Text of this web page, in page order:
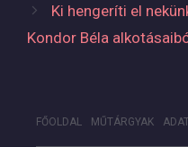
Ki hengeríti el
Kondor Béla
FŐOLDAL MŰTÁRGYAK